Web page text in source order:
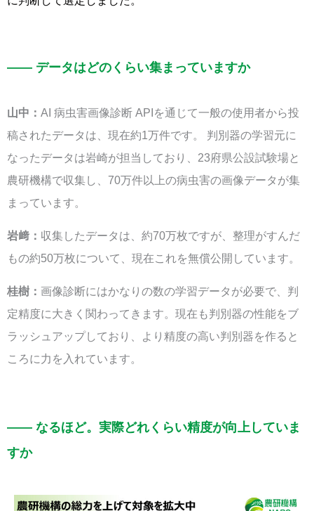
—— データはどのくらい集まっていますか
山中： AI 病虫害画像診断 APIを通じて一般の使用者から投
稿されたデータは、現在約1万件です。 判別器の学習元に
なったデータは岩崎が担当しており、23府県公設試験場と
農研機構で収集し、70万件以上の病虫害の画像データが集
まっています。
岩﨑： 収集したデータは、約70万枚ですが、整理がすんだ
もの約50万枚について、現在これを無償公開しています。
桂樹： 画像診断にはかなりの数の学習データが必要で、判
定精度に大きく関わってきます。現在も判別器の性能をブ
ラッシュアップしており、より精度の高い判別器を作ると
ころに力を入れています。
—— なるほど。実際どれくらい精度が向上していま
すか